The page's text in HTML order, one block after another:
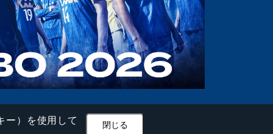
ー）を使用して 閉じる